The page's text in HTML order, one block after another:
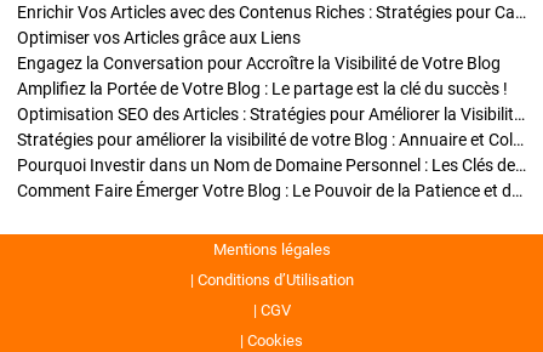
Enrichir Vos Articles avec des Contenus Riches : Stratégies pour Captiver et Optimiser
Optimiser vos Articles grâce aux Liens
Engagez la Conversation pour Accroître la Visibilité de Votre Blog
Amplifiez la Portée de Votre Blog : Le partage est la clé du succès !
Optimisation SEO des Articles : Stratégies pour Améliorer la Visibilité de Votre Blog
Stratégies pour améliorer la visibilité de votre Blog : Annuaire et Collaborations
Pourquoi Investir dans un Nom de Domaine Personnel : Les Clés de la Réussite de Votre Blog
Comment Faire Émerger Votre Blog : Le Pouvoir de la Patience et de la Persévérance
Mentions légales
Conditions d’Utilisation
CGV
Cookies